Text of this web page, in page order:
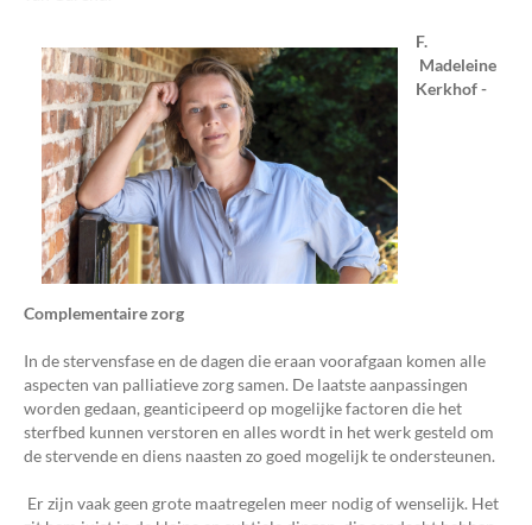
F.
Madeleine
Kerkhof -
Complementaire zorg
In de stervensfase en de dagen die eraan voorafgaan komen alle
aspecten van palliatieve zorg samen. De laatste aanpassingen
worden gedaan, geanticipeerd op mogelijke factoren die het
sterfbed kunnen verstoren en alles wordt in het werk gesteld om
de stervende en diens naasten zo goed mogelijk te ondersteunen.
Er zijn vaak geen grote maatregelen meer nodig of wenselijk. Het